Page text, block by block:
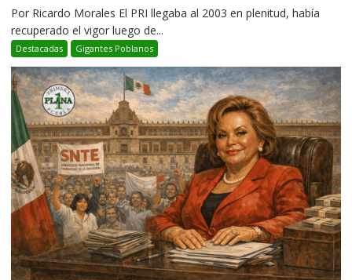
Por Ricardo Morales El PRI llegaba al 2003 en plenitud, había
recuperado el vigor luego de...
Destacadas Gigantes Poblanos